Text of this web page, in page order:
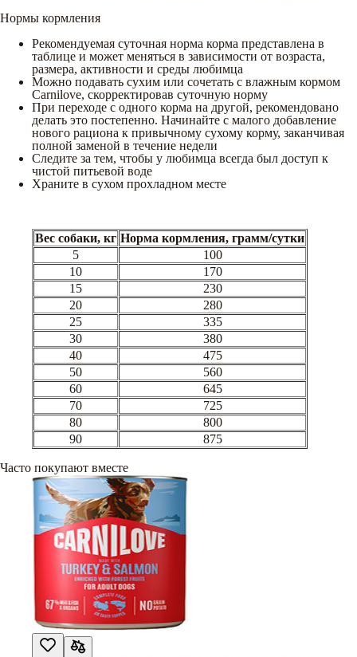
Нормы кормления
Рекомендуемая суточная норма корма представлена в
таблице и может меняться в зависимости от возраста,
размера, активности и среды любимца
Можно подавать сухим или сочетать с влажным кормом
Carnilove, скорректировав суточную норму
При переходе с одного корма на другой, рекомендовано
делать это постепенно. Начинайте с малого добавление
нового рациона к привычному сухому корму, заканчивая
полной заменой в течение недели
Следите за тем, чтобы у любимца всегда был доступ к
чистой питьевой воде
Храните в сухом прохладном месте
Вес собаки, кг Норма кормления, грамм/сутки
5
100
10
170
15
230
20
280
25
335
30
380
40
475
50
560
60
645
70
725
80
800
90
875
Часто покупают вместе